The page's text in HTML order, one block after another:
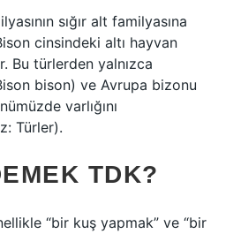
sığır alt familyasına
cinsindeki altı hayvan
Bu türlerden yalnızca
bison) ve Avrupa bizonu
varlığını
Türler).
TDK?
“bir kuş yapmak” ve “bir